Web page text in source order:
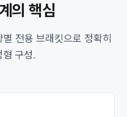
의 핵심
전용 브래킷으로 정확히
형 구성.